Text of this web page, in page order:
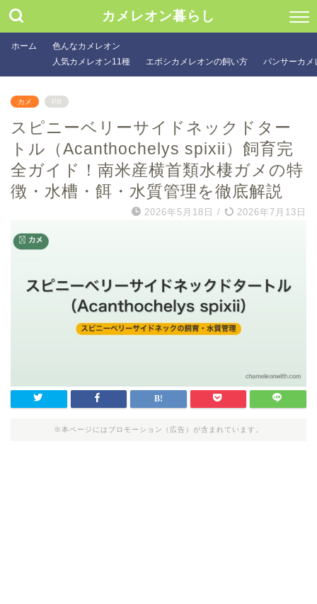
カメレオン暮らし
ホーム
色んなカメレオン
人気カメレオン11種
エボシカメレオンの飼い方 パンサーカメ
カメ PR
スピニーベリーサイドネックドター
トル（Acanthochelys spixii）飼育完
全ガイド！南米産横首類水棲ガメの特
徴・水槽・餌・水質管理を徹底解説
2026年5月18日 / 2026年7月13日
※本ページにはプロモーション（広告）が含まれています。